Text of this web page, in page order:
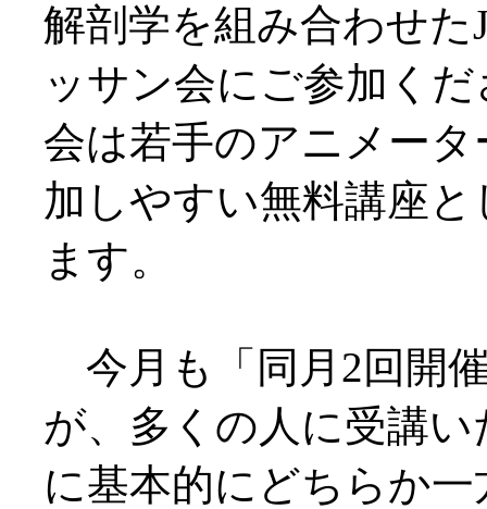
解剖学を組み合わせた
ッサン会にご参加く
会は若手のアニメー
加しやすい無料講座
ます。
今月も「同月2回開
が、多くの人に受講
に基本的にどちらか